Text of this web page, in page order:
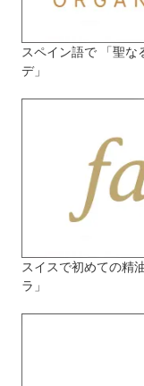
スペイン語で 「聖な
デ」
スイスで初めての精
ラ」